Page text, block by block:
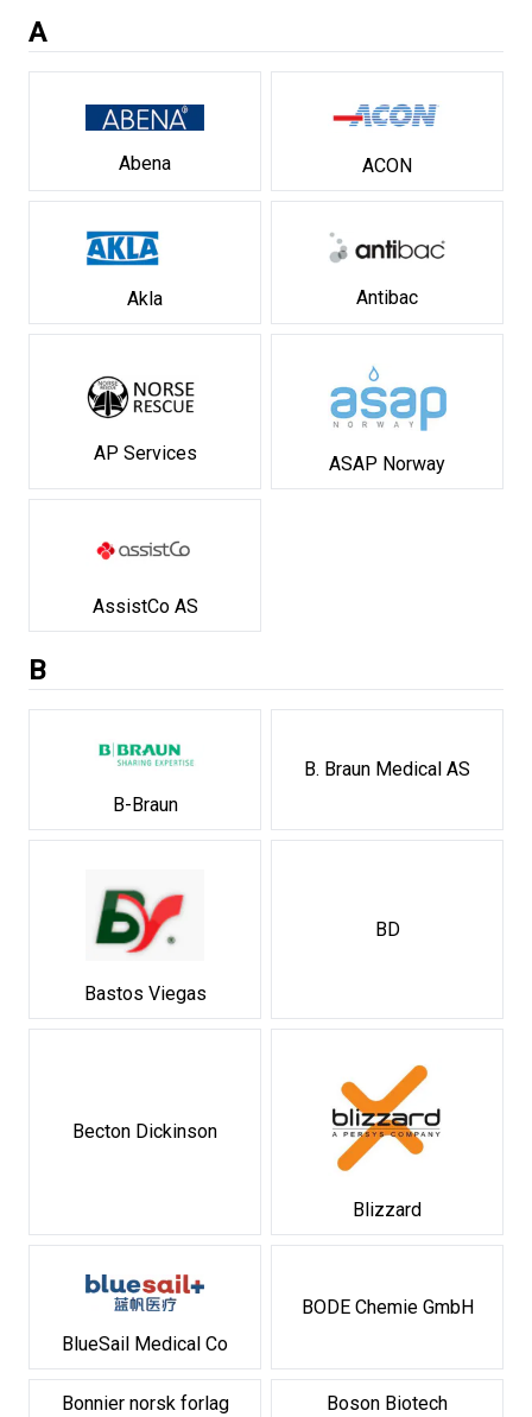
A
Abena ACON
Akla Antibac
AP Services
ASAP Norway
AssistCo AS
B
B-Braun
B. Braun Medical AS
Bastos Viegas
BD
Becton Dickinson
Blizzard
BlueSail Medical Co
BODE Chemie GmbH
Bonnier norsk forlag Boson Biotech